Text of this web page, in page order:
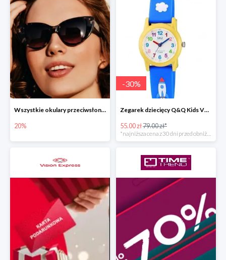
Wszystkie okulary przeciwsłoneczne Solaris w Vision Express -20%
20%
-30%
Zegarek dziecięcy Q&Q Kids VR99-003
55.00 zł79.00 zł*